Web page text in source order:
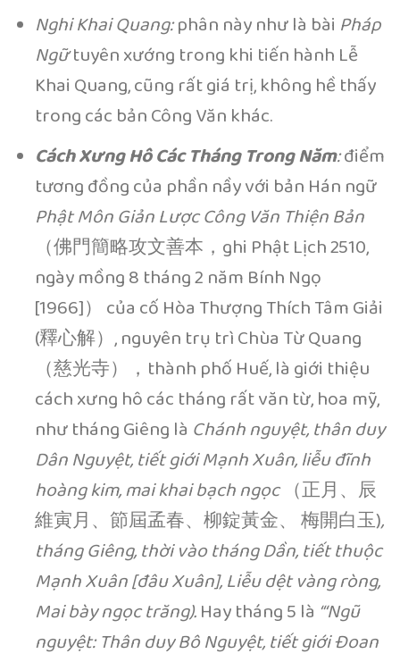
Nghi Khai Quang:phân này như là bài Pháp
Ngữtuyên xướng trong khi tiến hành Lễ
Khai Quang, cũng rất giá trị, không hề thấy
trong các bản Công Văn khác.
Cách Xưng Hô Các Tháng Trong Năm:điểm
tương đồng của phần nầy với bản Hán ngữ
Phật Môn Giản Lược Công Văn Thiện Bản
（佛門簡略攻文善本，ghi Phật Lịch 2510,
ngày mồng 8 tháng 2 năm Bính Ngọ
[1966]） của cố Hòa Thượng Thích Tâm Giải
(釋心解）, nguyên trụ trì Chùa Từ Quang
（慈光寺），thành phố Huế, là giới thiệu
cách xưng hô các tháng rất văn từ, hoa mỹ,
như tháng Giêng là Chánh nguyệt, thân duy
Dân Nguyệt, tiết giới Mạnh Xuân, liễu đĩnh
hoàng kim, mai khai bạch ngọc（正月、辰
維寅月、節屆孟春、柳錠黃金、 梅開白玉),
tháng Giêng, thời vào tháng Dần, tiết thuộc
Mạnh Xuân [đâu Xuân], Liễu dệt vàng ròng,
Mai bày ngọc trăng).Hay tháng 5 là “‘Ngũ
nguyệt: Thân duy Bô Nguyệt, tiết giới Đoan